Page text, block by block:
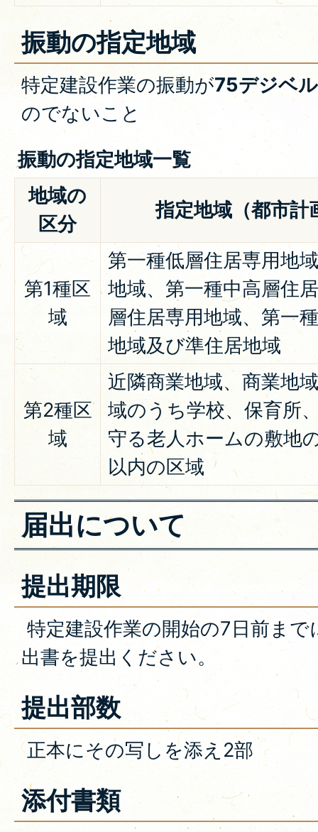
振動の指定地域
特定建設作業の振動が75デジベル
のでないこと
振動の指定地域一覧
地域の
区分
指定地域（都市計
第1種区
域
第一種低層住居専用地
地域、第一種中高層住
層住居専用地域、第一
地域及び準住居地域
第2種区
域
近隣商業地域、商業地
域のうち学校、保育所
守る老人ホームの敷地
以内の区域
届出について
提出期限
特定建設作業の開始の7日前まで
出書を提出ください。
提出部数
正本にその写しを添え2部
添付書類